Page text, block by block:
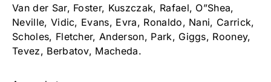
Van der Sar, Foster, Kuszczak, Rafael, O”Shea,
Neville, Vidic, Evans, Evra, Ronaldo, Nani, Carrick,
Scholes, Fletcher, Anderson, Park, Giggs, Rooney,
Tevez, Berbatov, Macheda.